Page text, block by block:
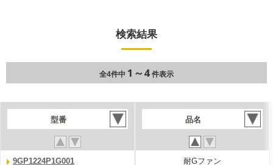
検索結果
全4件中 1～4 件表示
型番 品名
9GP1224P1G001 耐Gファン